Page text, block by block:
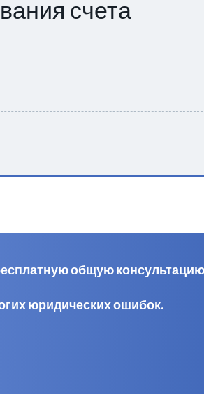
счета
общую
юридических ошибок.